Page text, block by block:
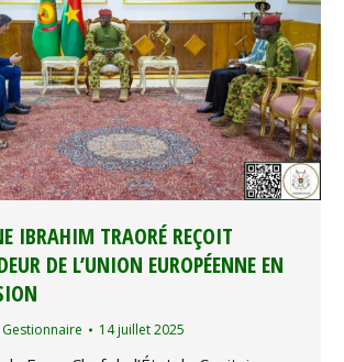
IBRAHIM TRAORÉ REÇOIT
DE L’UNION EUROPÉENNE EN
Gestionnaire 14 juillet 2025